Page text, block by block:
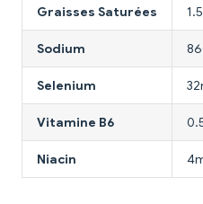
Graisses Saturées
Sodium
Selenium
Vitamine B6
Niacin